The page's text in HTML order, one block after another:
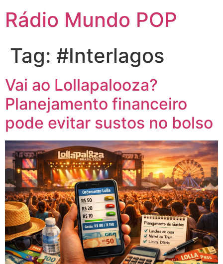
Rádio Mundo POP
Tag: #Interlagos
Vai ao Lollapalooza?
Planejamento financeiro
pode evitar sustos no bolso